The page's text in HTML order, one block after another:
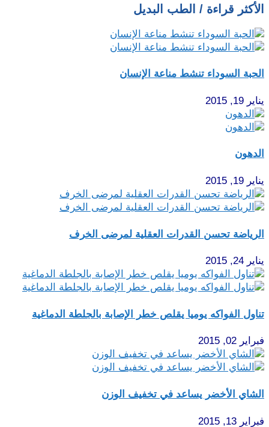
الأكثر قراءة / الطب البديل
الحبة السوداء تنشط مناعة الإنسان
يناير 19, 2015
الدهون
يناير 19, 2015
الرياضة تحسن القدرات العقلية لمرضى الخرف
يناير 24, 2015
تناول الفواكه يوميا يقلص خطر الإصابة بالجلطة الدماغية
فبراير 02, 2015
الشاي الأخضر يساعد في تخفيف الوزن
فبراير 13, 2015